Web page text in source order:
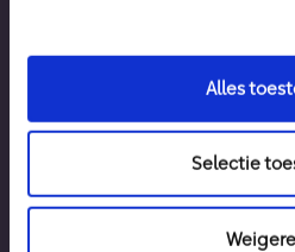
Alles
Selectie